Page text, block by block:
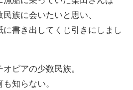
族に会いたいと思い、
書き出してくじ引きにしまし
ピアの少数民族。
知らない。